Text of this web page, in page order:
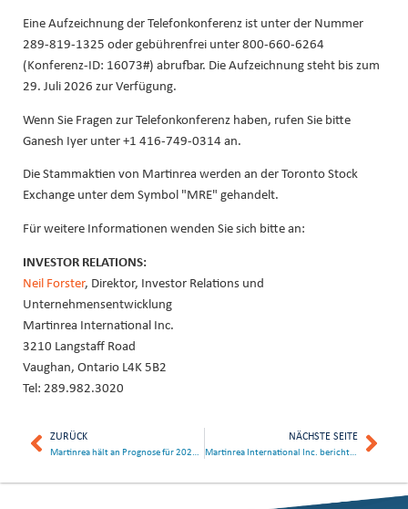
Eine Aufzeichnung der Telefonkonferenz ist unter der Nummer
289-819-1325 oder gebührenfrei unter 800-660-6264
(Konferenz-ID: 16073#) abrufbar. Die Aufzeichnung steht bis zum
29. Juli 2026 zur Verfügung.
Wenn Sie Fragen zur Telefonkonferenz haben, rufen Sie bitte
Ganesh Iyer unter +1 416-749-0314 an.
Die Stammaktien von Martinrea werden an der Toronto Stock
Exchange unter dem Symbol "MRE" gehandelt.
Für weitere Informationen wenden Sie sich bitte an:
INVESTOR RELATIONS:
Neil Forster, Direktor, Investor Relations und
Unternehmensentwicklung
Martinrea International Inc.
3210 Langstaff Road
Vaughan, Ontario L4K 5B2
Tel: 289.982.3020
ZURÜCK
Martinrea hält an Prognose für 2026 fest
NÄCHSTE SEITE
Martinrea International Inc. berichtet über die Ergebnisse des ersten Quartals und erklärt die Dividende